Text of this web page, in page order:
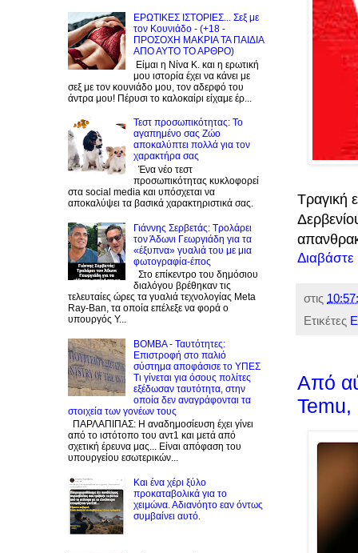
Τραγική
στις
Ετικέτες
Από
Temu,
ΕΡΩΤΙΚΕΣ ΙΣΤΟΡΙΕΣ... Σεξ με
τον Kουνιάδο - (+18 -
ΠΡΟΣΟΧΗ ΜΑΚΡΙΑ ΤΑ ΠΑΙΔΙΑ
ΑΠΟ ΑΥΤΟ ΤΟ ΑΡΘΡΟ)
Είμαι η Νίνα Κ. και η ερωτική
μου ιστορία έχει να κάνει με
σεξ με τον κουνιάδο μου, τον αδερφό του
άντρα μου! Πέρυσι το καλοκαίρι είχαμε έρ...
Τεστ προσωπικότητας: Το
αγαπημένο σας Zώο
αποκαλύπτει πολλά για τον
χαρακτήρα σας
Ένα νέο τεστ
προσωπικότητας κυκλοφορεί
στα social media και υπόσχεται να
αποκαλύψει τα βασικά χαρακτηριστικά σας.
Γιάννης Σερβετάς: Τρολάρει
τον Άδωνι Γεωργιάδη για τα
«έξυπνα» γυαλιά του με μια
φωτογραφία-έπος
Στο επίκεντρο του δημόσιου
διαλόγου βρέθηκαν τις
τελευταίες ώρες τα γυαλιά τεχνολογίας Meta
Ray-Ban, τα οποία επέλεξε να φορά ο
υπουργός Υ...
BOMBA - Ταυτότητες:
Eπιστροφή στο παλιό
σύστημα αποφάσισε το ΥΠΕΣ
Τι γίνεται για όσους πολίτες
εξέδωσαν ταυτότητα, στην
οποία δεν αναγράφονται τα
στοιχεία των γονέων τους
ΠΑΡΛΑΠΙΠΑΣ: Η αναδημοσίευση έχει γίνει
από το ιστότοπο του αντ1 και μετά από
σχετική έρευνα μας... Είναι απόφαση του
υπουργείου εσωτερικών...
Και ένα χέρι ξύλο
προκαταβολικά για το
χειμώνα. Αδιανόητο εαν όντως
συμβαίνει αυτό.